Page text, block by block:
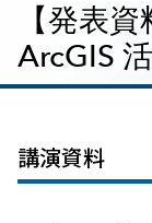
【発表
ArcGIS
講演資料